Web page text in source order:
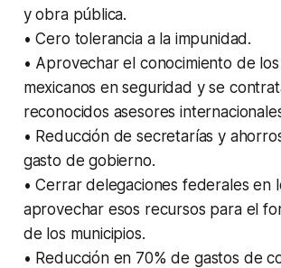
y obra pública.
• Cero tolerancia a la impunidad.
• Aprovechar el conocimiento de
mexicanos en seguridad y se
reconocidos asesores
• Reducción de secretarías y
gasto de gobierno.
• Cerrar delegaciones federales en
aprovechar esos recursos para el
de los municipios.
• Reducción en 70% de gastos de